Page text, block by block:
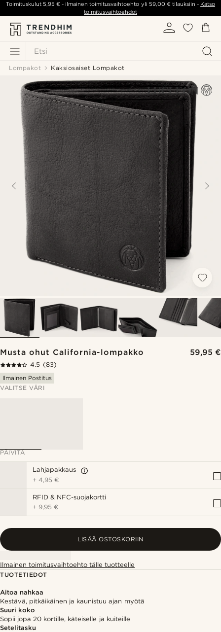
Etsi
Toimituskulut5,95 € - ilmainen toimitusvaihtoehto yli 59,00 €tilauksiin - Katso
toimitusvaihtoehdot
Lompakot Kaksiosaiset Lompakot
Musta ohut California-lompakko 59,95 €
4.5 (83)
Ilmainen Postitus
VALITSE VÄRI
PÄIVITÄ
Lahjapakkaus
+4,95 €
RFID & NFC-suojakortti
+ 9,95 €
LISÄÄ OSTOSKORIIN
Ilmainen toimitusvaihtoehto tälle tuotteelle
TUOTETIEDOT
Aitoa nahkaa
Kestävä, pitkäikäinen ja kaunistuu ajan myötä
Suuri koko
Sopii jopa 20 kortille, käteiselle ja kuiteille
Setelitasku